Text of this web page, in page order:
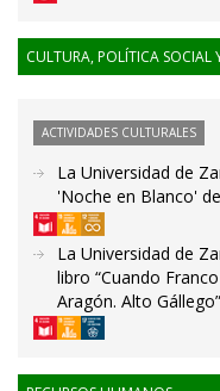
CULTURA, POLÍTICA SOCIAL
ACTIVIDADES CULTURALES
La Universidad de
'Noche en Blanco'
La Universidad de
libro “Cuando
Aragón. Alto Gállego”